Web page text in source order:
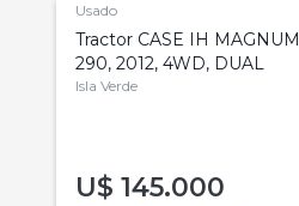
Usado
Tractor CASE IH MAGNUM
290, 2012, 4WD, DUAL
Isla Verde
U$ 145.000